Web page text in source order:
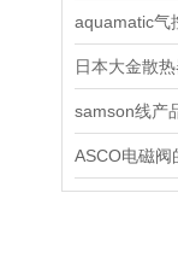
日本大金散
samson线产
ASCO电磁阀